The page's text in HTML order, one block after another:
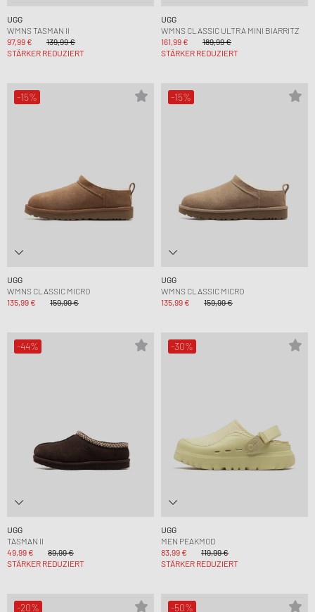
UGG
WMNS TASMAN II
97,99 €
139,99 €
STÄRKER REDUZIERT
UGG
WMNS CLASSIC ULTRA MINI BIARRITZ
161,99 €
189,99 €
STÄRKER REDUZIERT
-15%
UGG
WMNS CLASSIC MICRO
135,99 €
159,99 €
-15%
UGG
WMNS CLASSIC MICRO
135,99 €
159,99 €
-44%
UGG
TASMAN II
49,99 €
89,99 €
STÄRKER REDUZIERT
-30%
UGG
MEN PEAKMOD
83,99 €
119,99 €
STÄRKER REDUZIERT
-20% -50%